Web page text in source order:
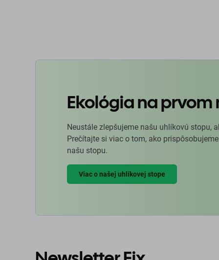
Ekológia na prvom
Neustále zlepšujeme našu uhlíkovú stopu,
Prečítajte si viac o tom, ako
našu stopu.
Viac o našej uhlíkovej stope